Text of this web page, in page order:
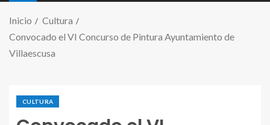
Inicio
Cultura
Convocado el VI Concurso de Pintura Ayuntamiento de
Villaescusa
CULTURA